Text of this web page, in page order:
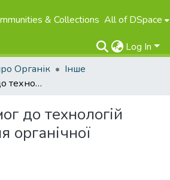
& Collections All of DSpace
Log In
Органік
Інше
Система вимог до технологій вирощування органічної продукції
до технологій
органічної